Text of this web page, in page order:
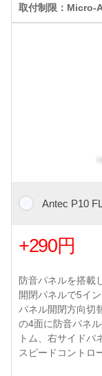
取付制限：Micro-
Antec P10
+290円
防音パネルを搭載
開閉パネルで5イ
パネル開閉方向切
の4面に防音パネ
トム、右サイドパ
スピードコントロ